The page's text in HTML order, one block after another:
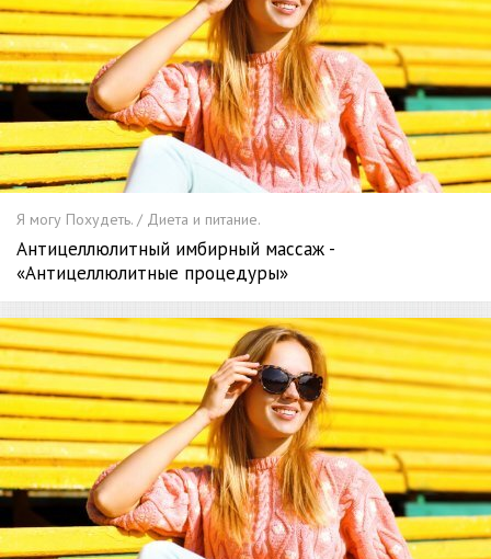
Я могу Похудеть. / Диета и питание.
Антицеллюлитный имбирный массаж -
«Антицеллюлитные процедуры»